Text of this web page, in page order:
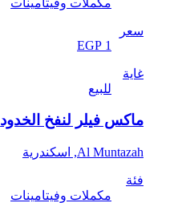
مكملات وفيتامينات
سعر
EGP 1
غاية
للبيع
ماكس فيلر لنفخ الخدود
Al Muntazah, اسكندرية
فئة
مكملات وفيتامينات